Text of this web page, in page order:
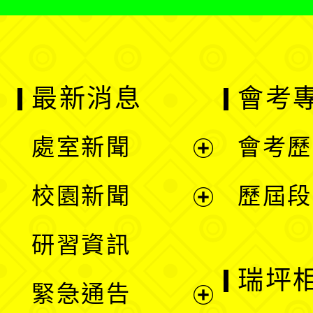
最新消息
處室新聞
單
校園新聞
研習資訊
緊急通告
會考
會考
歷屆
瑞坪